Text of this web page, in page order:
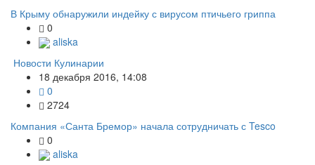
В Крыму обнаружили индейку с вирусом птичьего гриппа
0
aliska
Новости Кулинарии
18 декабря 2016, 14:08
0
2724
Компания «Санта Бремор» начала сотрудничать с Tesco
0
aliska